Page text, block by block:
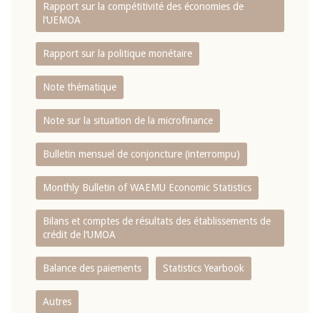
Rapport sur la compétitivité des économies de
l‘UEMOA
Rapport sur la politique monétaire
Note thématique
Note sur la situation de la microfinance
Bulletin mensuel de conjoncture (interrompu)
Monthly Bulletin of WAEMU Economic Statistics
Bilans et comptes de résultats des établissements de
crédit de l‘UMOA
Balance des paiements Statistics Yearbook
Autres